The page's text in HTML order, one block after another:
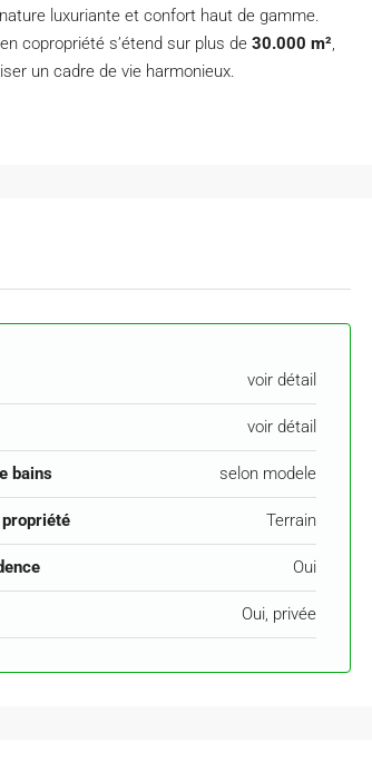
luxuriante et confort haut de gamme.
copropriété s’étend sur plus de 30.000 m²
un cadre de vie harmonieux.
voir détail
voir détail
bains selon modele
Terrain
Oui
Oui, privée